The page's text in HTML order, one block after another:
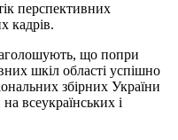
перспективних
кадрів.
що попри
шкіл області успішно
збірних України
всеукраїнських і